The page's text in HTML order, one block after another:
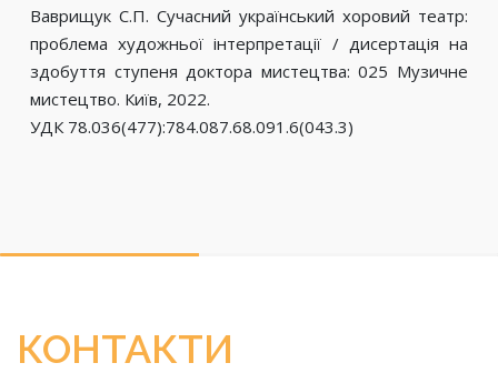
Ваврищук С.П. Сучасний український хоровий театр:
проблема художньої інтерпретації / дисертація на
здобуття ступеня доктора мистецтва: 025 Музичне
мистецтво. Київ, 2022.
УДК 78.036(477):784.087.68.091.6(043.3)
КОНТАКТИ